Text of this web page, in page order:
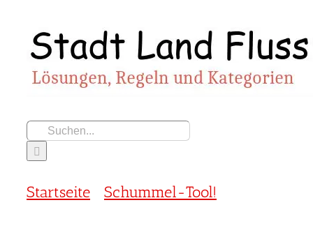
springen
Suche
nach:
Startseite Schummel-Tool!